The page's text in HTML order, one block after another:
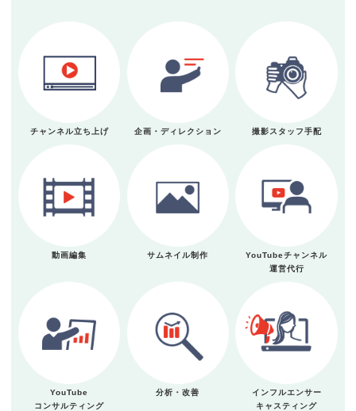
チャンネル立ち上げ 企画・ディレクション 撮影スタッフ手配
動画編集 サムネイル制作
YouTubeチャンネル
運営代行
YouTube
コンサルティング
分析・改善
インフルエンサー
キャスティング